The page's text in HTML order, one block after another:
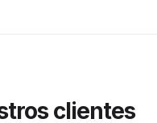
clientes